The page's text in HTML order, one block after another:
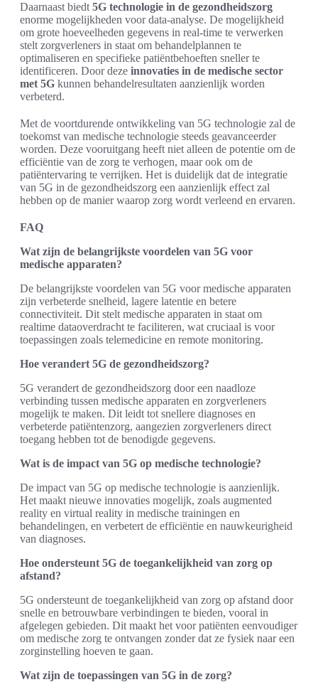
Daarnaast biedt 5G technologie in de gezondheidszorg
enorme mogelijkheden voor data-analyse. De mogelijkheid
om grote hoeveelheden gegevens in real-time te verwerken
stelt zorgverleners in staat om behandelplannen te
optimaliseren en specifieke patiëntbehoeften sneller te
identificeren. Door deze innovaties in de medische sector
met 5G kunnen behandelresultaten aanzienlijk worden
verbeterd.
Met de voortdurende ontwikkeling van 5G technologie zal de
toekomst van medische technologie steeds geavanceerder
worden. Deze vooruitgang heeft niet alleen de potentie om de
efficiëntie van de zorg te verhogen, maar ook om de
patiëntervaring te verrijken. Het is duidelijk dat de integratie
van 5G in de gezondheidszorg een aanzienlijk effect zal
hebben op de manier waarop zorg wordt verleend en ervaren.
FAQ
Wat zijn de belangrijkste voordelen van 5G voor
medische apparaten?
De belangrijkste voordelen van 5G voor medische apparaten
zijn verbeterde snelheid, lagere latentie en betere
connectiviteit. Dit stelt medische apparaten in staat om
realtime dataoverdracht te faciliteren, wat cruciaal is voor
toepassingen zoals telemedicine en remote monitoring.
Hoe verandert 5G de gezondheidszorg?
5G verandert de gezondheidszorg door een naadloze
verbinding tussen medische apparaten en zorgverleners
mogelijk te maken. Dit leidt tot snellere diagnoses en
verbeterde patiëntenzorg, aangezien zorgverleners direct
toegang hebben tot de benodigde gegevens.
Wat is de impact van 5G op medische technologie?
De impact van 5G op medische technologie is aanzienlijk.
Het maakt nieuwe innovaties mogelijk, zoals augmented
reality en virtual reality in medische trainingen en
behandelingen, en verbetert de efficiëntie en nauwkeurigheid
van diagnoses.
Hoe ondersteunt 5G de toegankelijkheid van zorg op
afstand?
5G ondersteunt de toegankelijkheid van zorg op afstand door
snelle en betrouwbare verbindingen te bieden, vooral in
afgelegen gebieden. Dit maakt het voor patiënten eenvoudiger
om medische zorg te ontvangen zonder dat ze fysiek naar een
zorginstelling hoeven te gaan.
Wat zijn de toepassingen van 5G in de zorg?